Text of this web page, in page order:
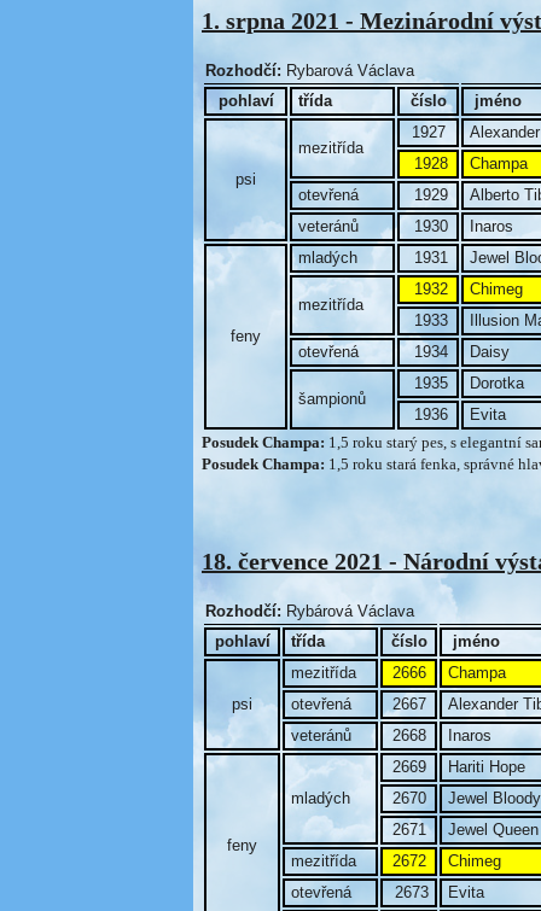
1. srpna 2021 - Mezinárodní
Rozhodčí: Rybarová Václava
pohlaví
třída číslo jméno
psi
mezitřída
1927
1928
Champa
otevřená
1929
Alberto
veteránů
1930 Inaros
feny
mladých 1931 Jewel
mezitřída
1932
Chimeg
1933
Illusion
otevřená
1934 Daisy
šampionů
1935
Dorotka
1936
Evita
Posudek Champa: 1,5 roku starý pes, s elegantní
Posudek Champa: 1,5 roku stará fenka, správné
18. července 2021 - Národní
Rozhodčí: Rybárová Václava
pohlaví
třída číslo jméno
psi
mezitřída 2666
Champa
otevřená
2667
Alexander
veteránů
2668 Inaros
feny
mladých
2669
Hariti Hope
2670
Jewel
2671
Jewel
mezitřída
2672
Chimeg
otevřená
2673
Evita